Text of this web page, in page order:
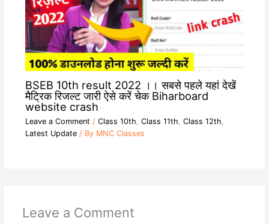
BSEB 10th result 2022 ।। सबसे पहले यहां देखें
मैट्रिक रिजल्ट जारी ऐसे करें चेक Biharboard
website crash
Leave a Comment / Class 10th, Class 11th, Class 12th,
Latest Update/ By MNC Classes
Leave a Comment